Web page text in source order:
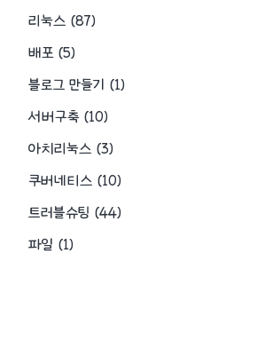
리눅스 (87)
배포 (5)
블로그 만들기 (1)
서버구축 (10)
아치리눅스 (3)
쿠버네티스 (10)
트러블슈팅 (44)
파일 (1)